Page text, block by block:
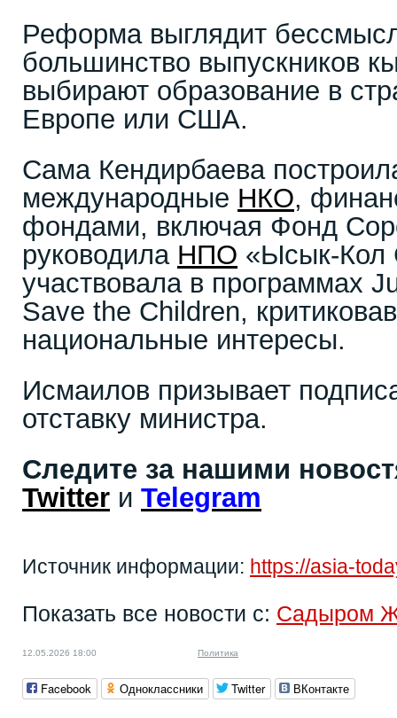
Реформа выглядит
большинство выпускников
выбирают образование в
Европе или США.
Сама Кендирбаева
международные НКО,
фондами, включая Фонд
руководила НПО «Ысык-Кол
участвовала в программах
Save the Children,
национальные интересы.
Исмаилов призывает
отставку министра.
Следите за нашими
Twitter и Telegram
Источник информации: https://asia-
Показать все новости с: Садыром
12.05.2026 18:00 Политика
Facebook Одноклассники Twitter ВКонтакте